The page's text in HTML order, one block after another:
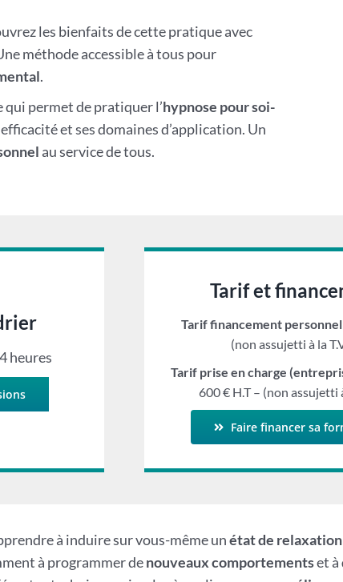
les bienfaits de cette pratique avec
méthode accessible à tous pour
.
qui permet de pratiquer l’hypnose pour soi-
et ses domaines d’application. Un
au service de tous.
heures
Tarif et
Tarif financement
(non assujetti à la
Tarif prise en charge
600 € H.T – (non assujetti
Faire financer sa
à induire sur vous-même unétat de
à programmer denouveaux comportementset à